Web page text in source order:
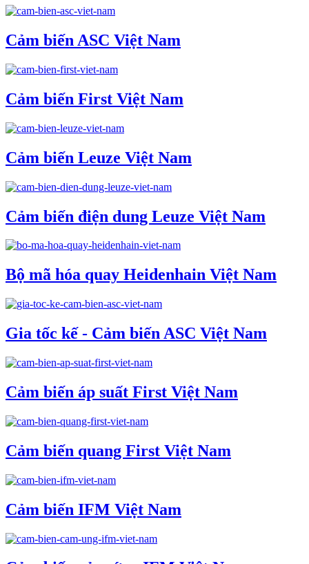
Cảm biến ASC Việt Nam
Cảm biến First Việt Nam
Cảm biến Leuze Việt Nam
Cảm biến điện dung Leuze Việt Nam
Bộ mã hóa quay Heidenhain Việt Nam
Gia tốc kế - Cảm biến ASC Việt Nam
Cảm biến áp suất First Việt Nam
Cảm biến quang First Việt Nam
Cảm biến IFM Việt Nam